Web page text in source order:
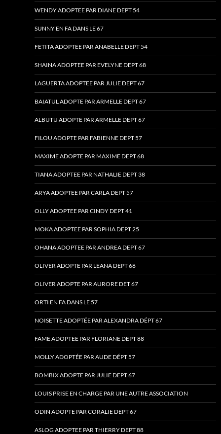
WENDY ADOPTEE PAR DIANE DEPT 54
SUNNY EN FA DANS LE 67
FETITA ADOPTEE PAR ANABELLE DEPT 54
SHAINA ADOPTEE PAR EVELYNE DEPT 68
LAGUERTA ADOPTEE PAR JULIE DEPT 67
BAIATUL ADOPTE PAR ARMELLE DEPT 67
ALBUTU ADOPTE PAR ARMELLE DEPT 67
FILOU ADOPTE PAR FABIENNE DEPT 57
MAXIME ADOPTE PAR MAXIME DEPT 68
TIANA ADOPTEE PAR NATHALIE DEPT 38
ARYA ADOPTEE PAR CARLA DEPT 57
OLLY ADOPTEE PAR CINDY DEPT 41
MOKA ADOPTEE PAR SOPHIA DEPT 25
OHANA ADOPTEE PAR ANDREA DEPT 67
OLIVER ADOPTE PAR LEANA DEPT 68
OLIVER ADOPTE PAR AURORE DET 67
ORTI EN FA DANS LE 57
NOISETTE ADOPTÉE PAR ALEXANDRA DÉPT 67
FAME ADOPTEE PAR FLORIANE DEPT 88
MOLLY ADOPTÉE PAR AUDE DÉPT 57
BOMBIX ADOPTE PAR JULIE DEPT 67
LOUIS PRISE EN CHARGE PAR UNE AUTRE ASSOCIATION
ODIN ADOPTE PAR CORALIE DEPT 67
ASLOG ADOPTEE PAR THIERRY DEPT 88